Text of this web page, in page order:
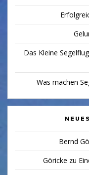
Das Kleine
Was machen
Bernd
Göricke zu